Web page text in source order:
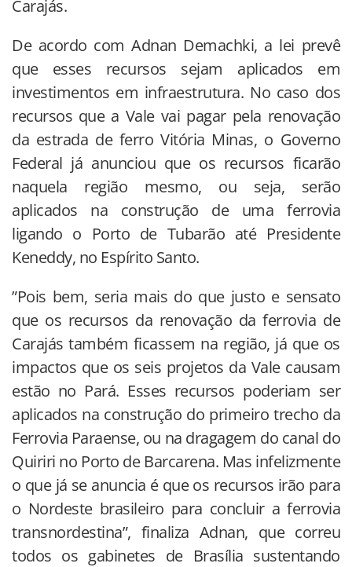
Carajás.
De acordo com Adnan Demachki, a lei prevê
que esses recursos sejam aplicados em
investimentos em infraestrutura. No caso dos
recursos que a Vale vai pagar pela renovação
da estrada de ferro Vitória Minas, o Governo
Federal já anunciou que os recursos ficarão
naquela região mesmo, ou seja, serão
aplicados na construção de uma ferrovia
ligando o Porto de Tubarão até Presidente
Keneddy, no Espírito Santo.
”Pois bem, seria mais do que justo e sensato
que os recursos da renovação da ferrovia de
Carajás também ficassem na região, já que os
impactos que os seis projetos da Vale causam
estão no Pará. Esses recursos poderiam ser
aplicados na construção do primeiro trecho da
Ferrovia Paraense, ou na dragagem do canal do
Quiriri no Porto de Barcarena. Mas infelizmente
o que já se anuncia é que os recursos irão para
o Nordeste brasileiro para concluir a ferrovia
transnordestina”, finaliza Adnan, que correu
todos os gabinetes de Brasília sustentando